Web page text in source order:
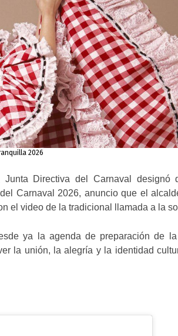
2026
Directiva del Carnaval designó
Carnaval 2026, anuncio que el
el video de la tradicional llamada a la
ya la agenda de preparación de
la unión, la alegría y la identidad